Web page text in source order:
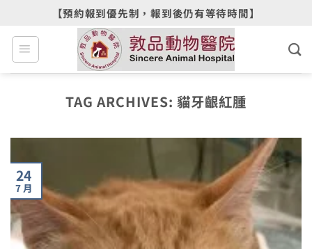
content
【預約報到優先制，報到後仍有等待時間】
TAG ARCHIVES: 貓牙齦紅腫
24
7 月